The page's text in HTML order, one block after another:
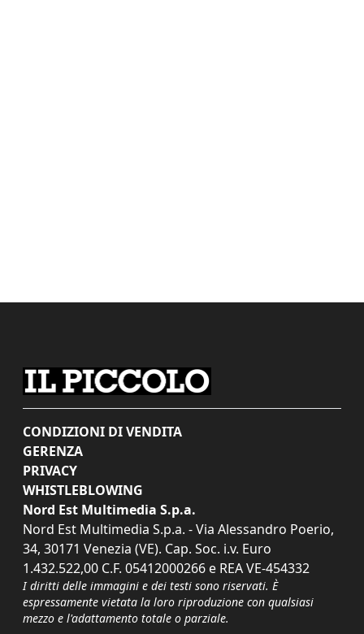
CONDIZIONI DI VENDITA
GERENZA
PRIVACY
WHISTLEBLOWING
Nord Est Multimedia S.p.a.
Nord Est Multimedia S.p.a. - Via Alessandro Poerio,
34, 30171 Venezia (VE). Cap. Soc. i.v. Euro
1.432.522,00 C.F. 05412000266 e REA VE-454332
I diritti delle immagini e dei testi sono riservati. È
espressamente vietata la loro riproduzione con qualsiasi
mezzo e l'adattamento totale o parziale.